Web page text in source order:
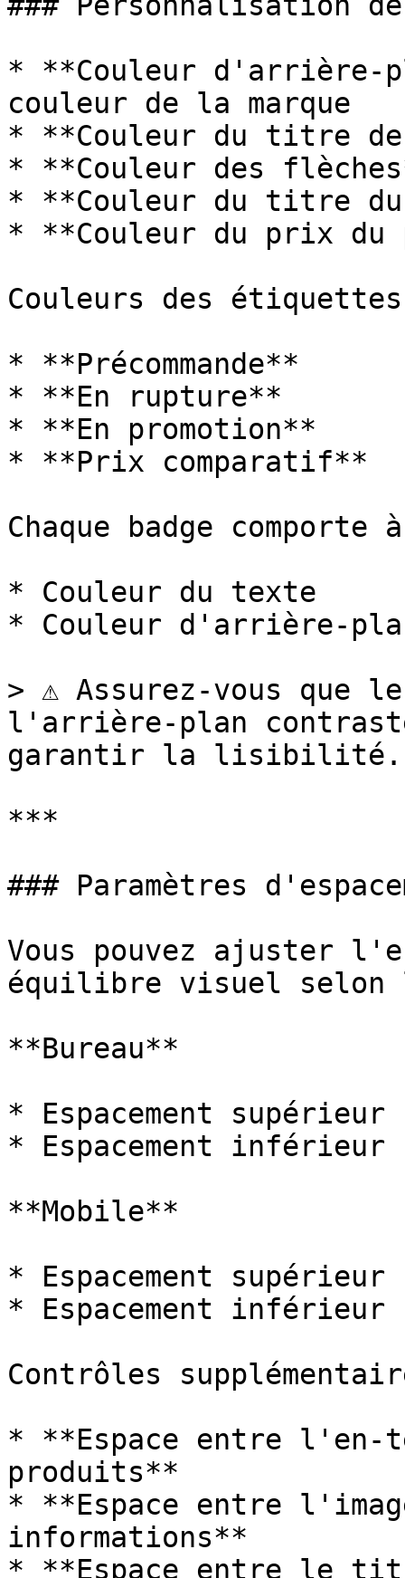
* **Couleur d'arrière-
couleur de la marque
* **Couleur du titre
* **Couleur des
* **Couleur du titre
* **Couleur du prix du
Couleurs des
* **Précommande**
* **En rupture**
* **En promotion**
* **Prix comparatif**
Chaque badge
* Couleur du texte
* Couleur d'arrière-
> ⚠️ Assurez-vous que
l'arrière-plan
garantir la lisibilité.
***
### Paramètres
Vous pouvez ajuster
équilibre visuel
**Bureau**
* Espacement supérieur
* Espacement inférieur
**Mobile**
* Espacement supérieur
* Espacement inférieur
Contrôles
* **Espace entre
produits**
* **Espace entre
informations**
* **Espace entre le